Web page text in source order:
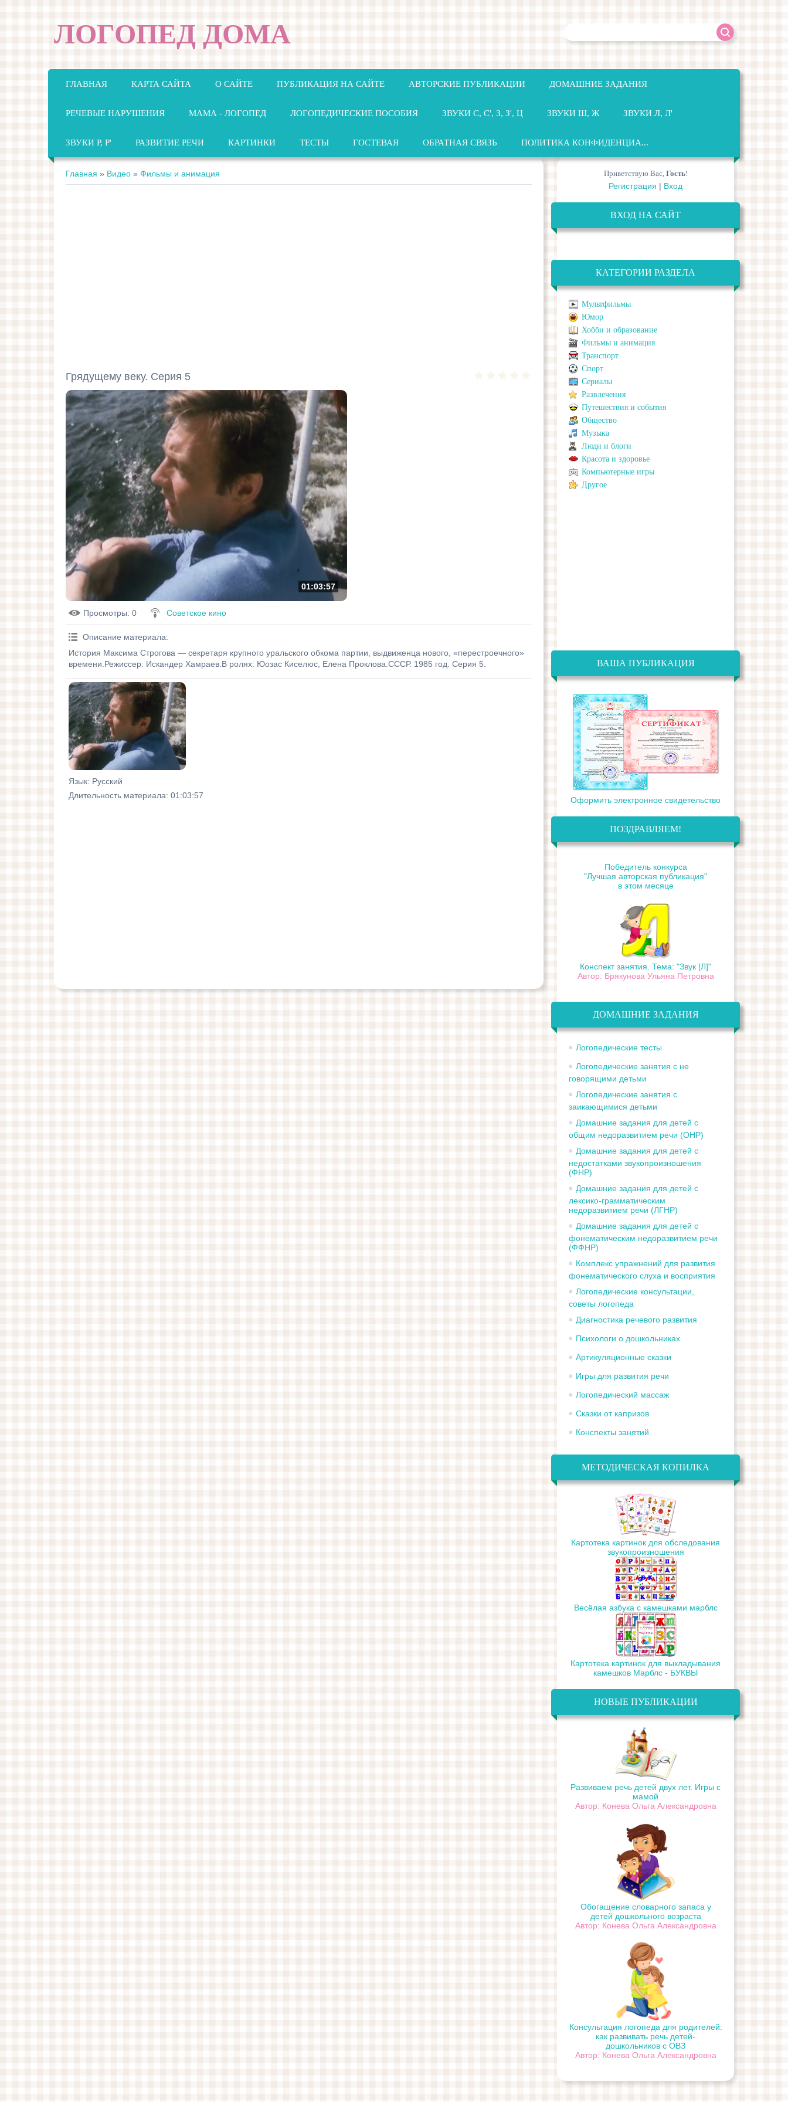
ЛОГОПЕД ДОМА
ГЛАВНАЯ КАРТА САЙТА О САЙТЕ ПУБЛИКАЦИЯ НА САЙТЕ АВТОРСКИЕ ПУБЛИКАЦИИ ДОМАШНИЕ ЗАДАНИЯ
РЕЧЕВЫЕ НАРУШЕНИЯ МАМА - ЛОГОПЕД ЛОГОПЕДИЧЕСКИЕ ПОСОБИЯ ЗВУКИ С, С', З, З', Ц ЗВУКИ Ш, Ж ЗВУКИ Л, Л'
ЗВУКИ Р, Р' РАЗВИТИЕ РЕЧИ КАРТИНКИ ТЕСТЫ ГОСТЕВАЯ ОБРАТНАЯ СВЯЗЬ ПОЛИТИКА КОНФИДЕНЦИА...
Главная » Видео » Фильмы и анимация
Грядущему веку. Серия 5
01:03:57
Просмотры: 0 Советское кино
Описание материала:
История Максима Строгова — секретаря крупного уральского обкома партии, выдвиженца нового, «перестроечного»
времени.Режиссер: Искандер Хамраев.В ролях: Юозас Киселюс, Елена Проклова.СССР. 1985 год. Серия 5.
Язык: Русский
Длительность материала: 01:03:57
Приветствую Вас, Гость!
Регистрация | Вход
ВХОД НА САЙТ
КАТЕГОРИИ РАЗДЕЛА
Мультфильмы
Юмор
Хобби и образование
Фильмы и анимация
Транспорт
Спорт
Сериалы
Развлечения
Путешествия и события
Общество
Музыка
Люди и блоги
Красота и здоровье
Компьютерные игры
Другое
ВАША ПУБЛИКАЦИЯ
Оформить электронное свидетельство
ПОЗДРАВЛЯЕМ!
Победитель конкурса
"Лучшая авторская публикация"
в этом месяце
Конспект занятия. Тема: "Звук [Л]"
Автор: Брякунова Ульяна Петровна
ДОМАШНИЕ ЗАДАНИЯ
Логопедические тесты
Логопедические занятия с не
говорящими детьми
Логопедические занятия с
заикающимися детьми
Домашние задания для детей с
общим недоразвитием речи (ОНР)
Домашние задания для детей с
недостатками звукопроизношения
(ФНР)
Домашние задания для детей с
лексико-грамматическим
недоразвитием речи (ЛГНР)
Домашние задания для детей с
фонематическим недоразвитием речи
(ФФНР)
Комплекс упражнений для развития
фонематического слуха и восприятия
Логопедические консультации,
советы логопеда
Диагностика речевого развития
Психологи о дошкольниках
Артикуляционные сказки
Игры для развития речи
Логопедический массаж
Сказки от капризов
Конспекты занятий
МЕТОДИЧЕСКАЯ КОПИЛКА
Картотека картинок для обследования
звукопроизношения
Весёлая азбука с камешками марблс
Картотека картинок для выкладывания
камешков Марблс - БУКВЫ
НОВЫЕ ПУБЛИКАЦИИ
Развиваем речь детей двух лет. Игры с
мамой
Автор: Конева Ольга Александровна
Обогащение словарного запаса у
детей дошкольного возраста
Автор: Конева Ольга Александровна
Консультация логопеда для родителей:
как развивать речь детей-
дошкольников с ОВЗ
Автор: Конева Ольга Александровна